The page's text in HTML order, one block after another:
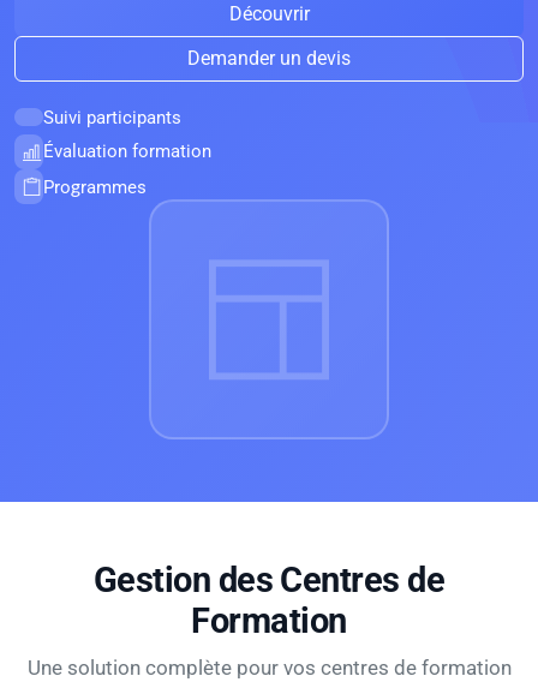
Découvrir
Demander un devis
Suivi participants
Évaluation formation
Programmes
Gestion des Centres de
Formation
Une solution complète pour vos centres de formation